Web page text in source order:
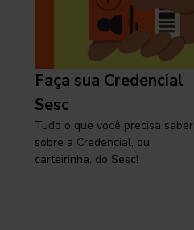
Faça sua Credencial
Sesc
Tudo o que você precisa saber
sobre a Credencial, ou
carteirinha, do Sesc!